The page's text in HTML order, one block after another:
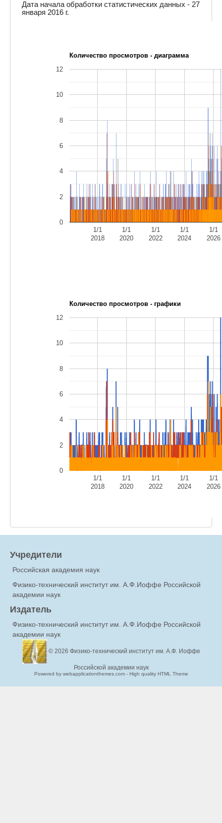
Дата начала обработки статистических данных - 27
января 2016 г.
Количество просмотров - диаграмма
1/1
2018
1/1
2020
1/1
2022
1/1
2024
1/1
2026
0
2
4
6
8
10
12
Количество просмотров - графики
1/1
2018
1/1
2020
1/1
2022
1/1
2024
1/1
2026
0
2
4
6
8
10
12
Учредители
Российская академия наук
Физико-технический институт им. А.Ф.Иоффе Российской
академии наук
Издатель
Физико-технический институт им. А.Ф.Иоффе Российской
академии наук
© 2026 Физико-технический институт им. А.Ф. Иоффе
Российской академии наук
Powered by webapplicationthemes.com - High quality HTML Theme